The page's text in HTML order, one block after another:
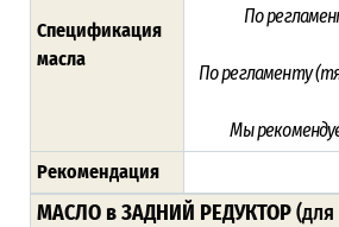
Спецификация
масла
По
По регламенту
Мы
Рекомендация
МАСЛО в ЗАДНИЙ РЕДУКТОР(для